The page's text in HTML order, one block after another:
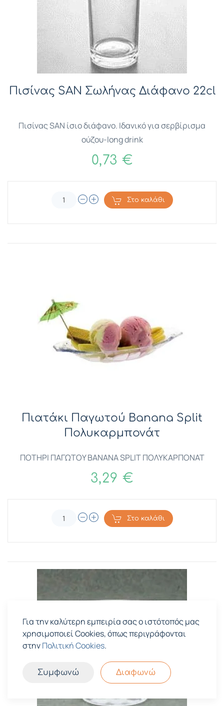
Πισίνας SAN Σωλήνας Διάφανο 22cl
Πισίνας SAN ίσιο διάφανο. Ιδανικό για σερβίρισμα
ούζου-long drink
0,73 €
Στο καλάθι
Πιατάκι Παγωτού Βanana Split
Πολυκαρμπονάτ
ΠΟΤΗΡΙ ΠΑΓΩΤΟΥ BANANA SPLIT ΠΟΛΥΚΑΡΠΟΝΑΤ
3,29 €
Στο καλάθι
Για την καλύτερη εμπειρία σας ο ιστότοπός μας
χρησιμοποιεί Cookies, όπως περιγράφονται
στηνΠολιτική Cookies.
Συμφωνώ Διαφωνώ